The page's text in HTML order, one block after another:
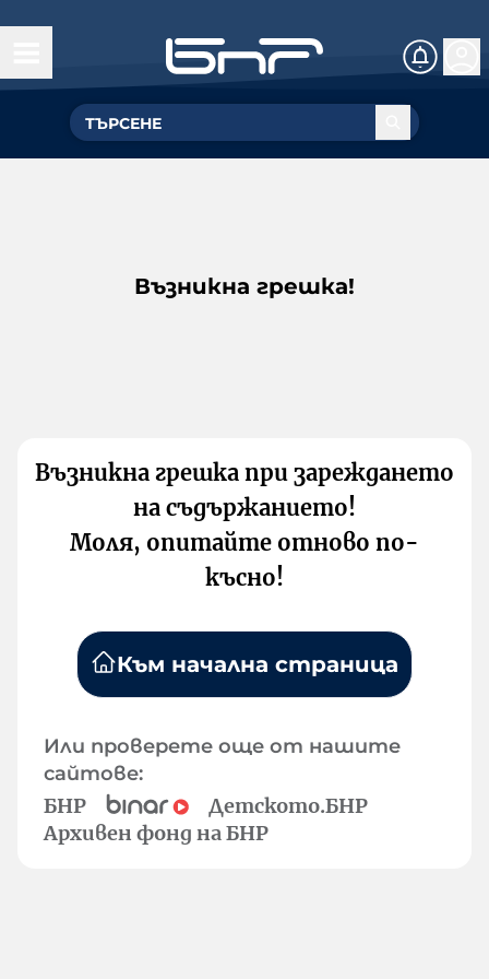
Възникна грешка!
Възникна грешка при зареждането
на съдържанието!
Моля, опитайте отново по-
късно!
Към начална страница
Или проверете още от нашите
сайтове:
БНР
Детското.БНР
Архивен фонд на БНР